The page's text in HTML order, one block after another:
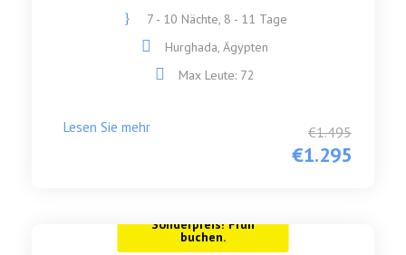
€1.495
€1.295
7 - 10 Nächte, 8 - 11 Tage
Hurghada, Ägypten
Max Leute: 72
Lesen Sie mehr
Sonderpreis! Früh
buchen.